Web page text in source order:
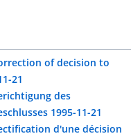
of decision to
21
des
1995-11-21
d'une décision